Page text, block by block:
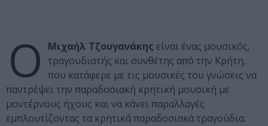
Ο Μιχαήλ Τζουγανάκης είναι ένας μουσικός,
τραγουδιστής και συνθέτης από την Κρήτη,
που κατάφερε με τις μουσικές του γνώσεις να
παντρέψει την παραδοσιακή κρητική μουσική με
μοντέρνους ήχους και να κάνει παραλλαγές
εμπλουτίζοντας τα κρητικά παραδοσιακά τραγούδια.